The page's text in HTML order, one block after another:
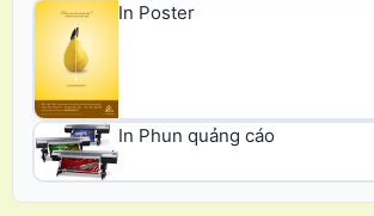
In Poster
In Phun quảng cáo